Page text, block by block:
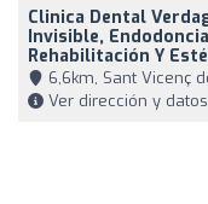
Clinica Dental
Invisible,
Rehabilitación Y
6,6km, Sant Vicenç
Ver dirección y